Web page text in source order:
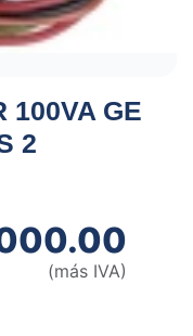
100VA GE
2
(más IVA)